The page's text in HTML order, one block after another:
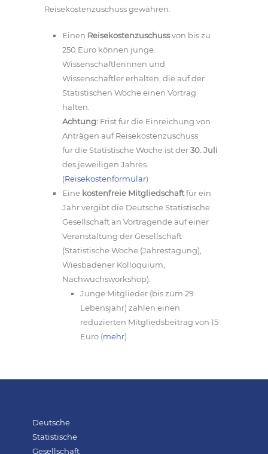
Reisekostenzuschuss gewähren.
Einen Reisekostenzuschussvon bis zu
250 Euro können junge
Wissenschaftlerinnen und
Wissenschaftler erhalten, die auf der
Statistischen Woche einen Vortrag
halten.
Achtung: Frist für die Einreichung von
Anträgen auf Reisekostenzuschuss
für die Statistische Woche ist der30. Juli
des jeweiligen Jahres.
(Reisekostenformular)
Eine kostenfreie Mitgliedschaftfür ein
Jahr vergibt die Deutsche Statistische
Gesellschaft an Vortragende auf einer
Veranstaltung der Gesellschaft
(Statistische Woche (Jahrestagung),
Wiesbadener Kolloquium,
Nachwuchsworkshop).
Junge Mitglieder (bis zum 29.
Lebensjahr) zahlen einen
reduzierten Mitgliedsbeitrag von 15
Euro (mehr).
Deutsche
Statistische
Gesellschaft